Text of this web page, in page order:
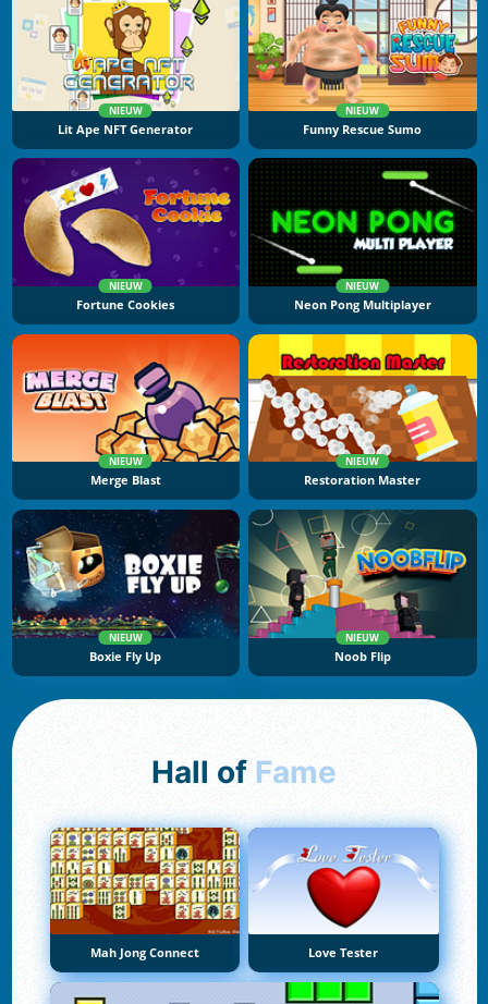
NIEUW
Lit Ape NFT Generator
NIEUW
Funny Rescue Sumo
NIEUW
Fortune Cookies
NIEUW
Neon Pong Multiplayer
NIEUW
Merge Blast
NIEUW
Restoration Master
NIEUW
Boxie Fly Up
NIEUW
Noob Flip
Hall of Fame
Mah Jong Connect Love Tester